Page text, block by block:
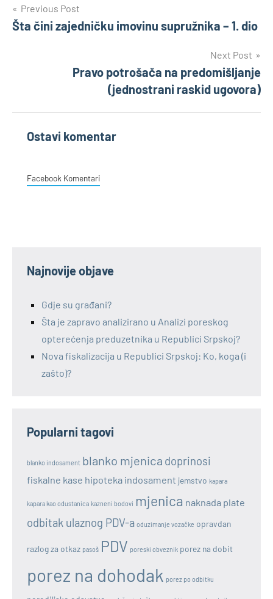
Post
navigation
Previous Post
Šta čini zajedničku imovinu supružnika – 1. dio
Next Post
Pravo potrošača na predomišljanje
(jednostrani raskid ugovora)
Ostavi komentar
Facebook Komentari
Najnovije objave
Gdje su građani?
Šta je zapravo analizirano u Analizi poreskog
opterećenja preduzetnika u Republici Srpskoj?
Nova fiskalizacija u Republici Srpskoj: Ko, koga (i
zašto)?
Popularni tagovi
blanko indosament blanko mjenica doprinosi
fiskalne kase hipoteka indosament jemstvo kapara
kapara kao odustanica kazneni bodovi mjenica naknada plate
odbitak ulaznog PDV-a oduzimanje vozačke opravdan
razlog za otkaz pasoš PDV poreski obveznik porez na dobit
porez na dohodak porez po odbitku